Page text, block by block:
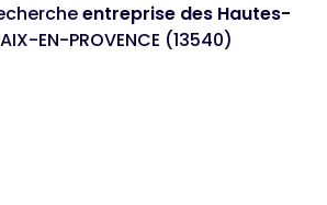
entreprise des Hautes-
EN-PROVENCE (13540)